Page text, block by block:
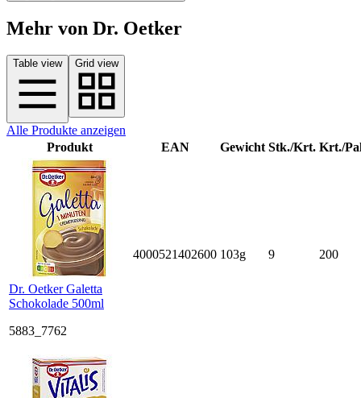
Mehr von Dr. Oetker
Table view Grid view
Alle Produkte anzeigen
Produkt
EAN Gewicht Stk./Krt. Krt./
Dr. Oetker Galetta
Schokolade 500ml
5883_7762
4000521402600 103g 9 200